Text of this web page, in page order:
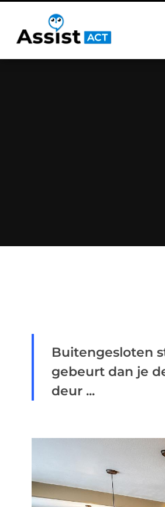
Buitengesloten
gebeurt dan je
deur ...